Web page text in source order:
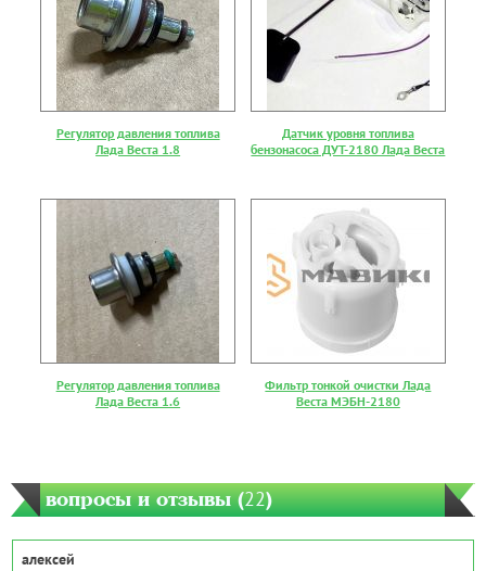
Регулятор давления топлива
Лада Веста 1.8
Датчик уровня топлива
бензонасоса ДУТ-2180 Лада Веста
Регулятор давления топлива
Лада Веста 1.6
Фильтр тонкой очистки Лада
Веста МЭБН-2180
вопросы и отзывы (22)
алексей